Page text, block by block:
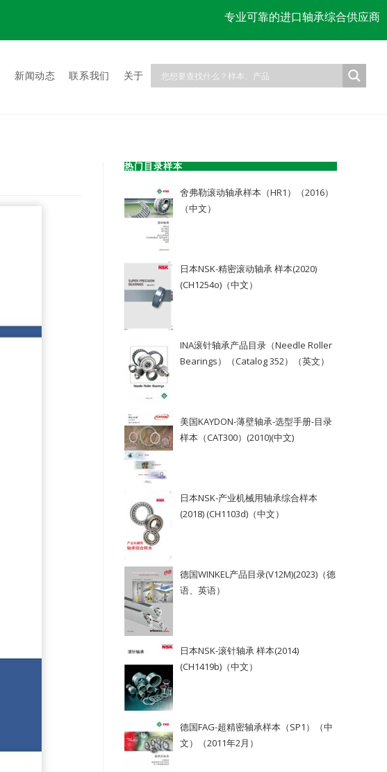
专业可靠的进口轴承综合供应商
新闻动态 联系我们 关于
热门目录样本
舍弗勒滚动轴承样本（HR1）（2016）
（中文）
日本NSK-精密滚动轴承 样本(2020)
(CH1254o)（中文）
INA滚针轴承产品目录（Needle Roller
Bearings）（Catalog 352）（英文）
美国KAYDON-薄壁轴承-选型手册-目录
样本（CAT300）(2010)(中文)
日本NSK-产业机械用轴承综合样本
(2018) (CH1103d)（中文）
德国WINKEL产品目录(V12M)(2023)（德
语、英语）
日本NSK-滚针轴承 样本(2014)
(CH1419b)（中文）
德国FAG-超精密轴承样本（SP1）（中
文）（2011年2月）